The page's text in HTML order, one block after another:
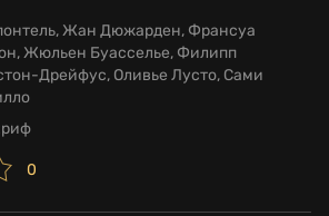
Жан Дюжарден, Франсуа
Жюльен Буасселье, Филипп
Дрейфус, Оливье Лусто, Сами
0